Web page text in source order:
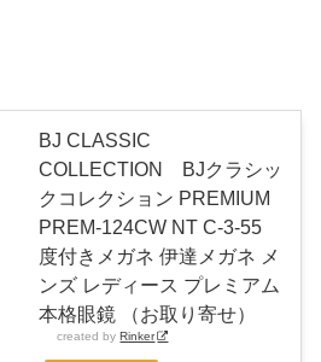
BJ CLASSIC
COLLECTION BJクラシッ
クコレクション PREMIUM
PREM-124CW NT C-3-55
度付きメガネ 伊達メガネ メ
ンズ レディース プレミアム
本格眼鏡 （お取り寄せ）
created byRinker